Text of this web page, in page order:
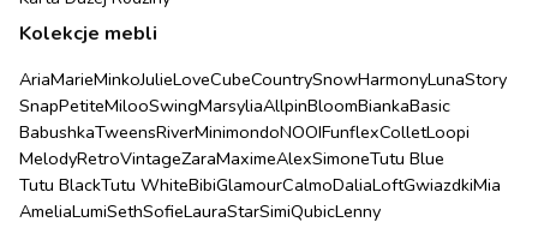
Kolekcje mebli
AriaMarieMinkoJulieLoveCubeCountrySnowHarmonyLunaStory
SnapPetiteMilooSwingMarsyliaAllpinBloomBiankaBasic
BabushkaTweensRiverMinimondoNOOIFunflexColletLoopi
MelodyRetroVintageZaraMaximeAlexSimoneTutu Blue
Tutu BlackTutu WhiteBibiGlamourCalmoDaliaLoftGwiazdkiMia
AmeliaLumiSethSofieLauraStarSimiQubicLenny